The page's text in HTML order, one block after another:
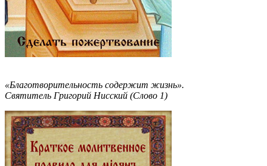
«Благотворительность содержит жизнь».
Святитель Григорий Нисский (Слово 1)